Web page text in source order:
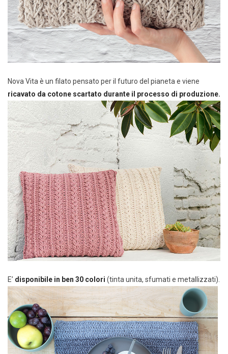
Nova Vita è un filato pensato per il futuro del pianeta e viene
ricavato da cotone scartato durante il processo di produzione.
E’ disponibile in ben 30 colori (tinta unita, sfumati e metallizzati).